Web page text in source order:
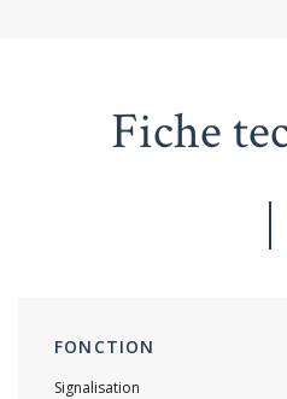
Fiche
FONCTION
Signalisation